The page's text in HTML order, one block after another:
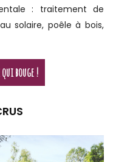
: traitement de
solaire, poêle à bois,
qui bouge !